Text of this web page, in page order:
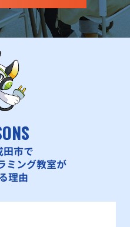
田市で
ミング教室が
理由